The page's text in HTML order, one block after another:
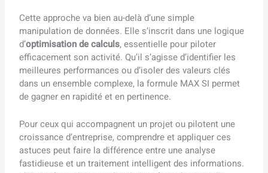
Cette approche va bien au-delà d’une simple
manipulation de données. Elle s’inscrit dans une logique
d’optimisation de calculs, essentielle pour piloter
efficacement son activité. Qu’il s’agisse d’identifier les
meilleures performances ou d’isoler des valeurs clés
dans un ensemble complexe, la formule MAX SI permet
de gagner en rapidité et en pertinence.
Pour ceux qui accompagnent un projet ou pilotent une
croissance d’entreprise, comprendre et appliquer ces
astuces peut faire la différence entre une analyse
fastidieuse et un traitement intelligent des informations.